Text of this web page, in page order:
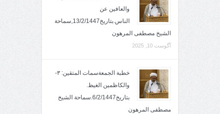
والعافين عن
الناس.بتاريخ13/2/1447,سماحة
الشيخ مصطفى المرهون
آگوست 10, 2025
خطبة الجمعةسمات المتقين: ٣-
والكاظمين الغيظ.
بتاريخ6/2/1447.سماحة الشيخ
مصطفى المرهون